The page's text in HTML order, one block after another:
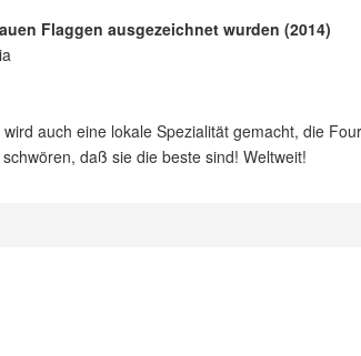
Flaggen ausgezeichnet wurden (2014)
auch eine lokale Spezialität gemacht, die
schwören, daß sie die beste sind! Weltweit!